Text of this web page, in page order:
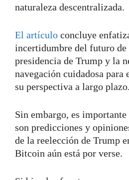
naturaleza descentralizada.
El artículo concluye
incertidumbre del futuro
presidencia de Trump y la
navegación cuidadosa
su perspectiva a largo plazo.
Sin embargo, es importante
son predicciones y
de la reelección de Trump
Bitcoin aún está por verse.